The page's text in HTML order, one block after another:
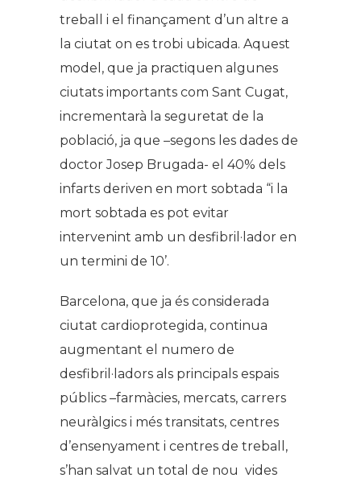
treball i el finançament d’un altre a
la ciutat on es trobi ubicada. Aquest
model, que ja practiquen algunes
ciutats importants com Sant Cugat,
incrementarà la seguretat de la
població, ja que –segons les dades de
doctor Josep Brugada- el 40% dels
infarts deriven en mort sobtada “i la
mort sobtada es pot evitar
intervenint amb un desfibril·lador en
un termini de 10’.
Barcelona, que ja és considerada
ciutat cardioprotegida, continua
augmentant el numero de
desfibril·ladors als principals espais
públics –farmàcies, mercats, carrers
neuràlgics i més transitats, centres
d’ensenyament i centres de treball,
s’han salvat un total de nou vides